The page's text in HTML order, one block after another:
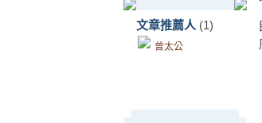
文章推薦人 (1)
曾太公